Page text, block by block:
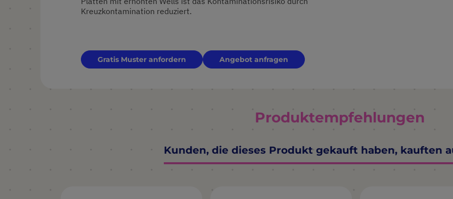
Kreuzkontamination reduziert.
Gratis Muster anfordern Angebot anfragen
Produktempfehlungen
Kunden, die dieses Produkt gekauft haben, kauften